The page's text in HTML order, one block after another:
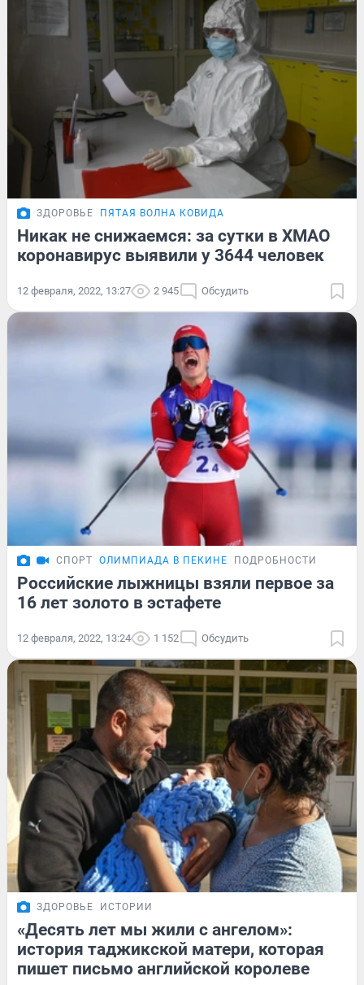
ЗДОРОВЬЕ ПЯТАЯ ВОЛНА КОВИДА
Никак не снижаемся: за сутки в ХМАО
коронавирус выявили у 3644 человек
12 февраля, 2022, 13:27 2 945 Обсудить
СПОРТ ОЛИМПИАДА В ПЕКИНЕ ПОДРОБНОСТИ
Российские лыжницы взяли первое за
16 лет золото в эстафете
12 февраля, 2022, 13:24 1 152 Обсудить
ЗДОРОВЬЕ ИСТОРИИ
«Десять лет мы жили с ангелом»:
история таджикской матери, которая
пишет письмо английской королеве